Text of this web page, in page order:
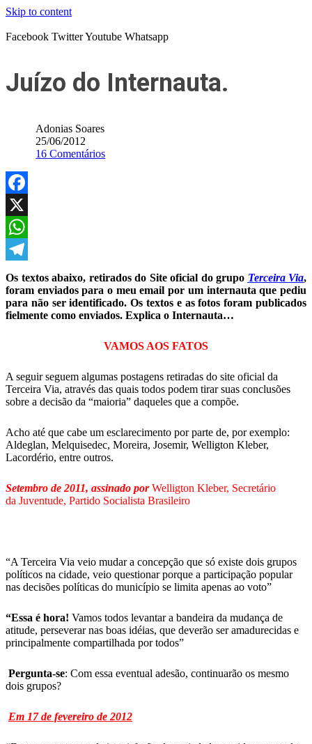
Skip to content
Facebook TwitterYoutube Whatsapp
Juízo do Internauta.
Adonias Soares
25/06/2012
16 Comentários
Facebook
X
WhatsApp
Telegram
Os textos abaixo, retirados do Site oficial do grupo Terceira Via,
foram enviados para o meu email por um internauta que pediu
para não ser identificado.Os textos e as fotos foram publicados
fielmente como enviados. Explica o Internauta…
VAMOS AOS FATOS
A seguir seguem algumas postagens retiradas do site oficial da
Terceira Via, através das quais todos podem tirar suas conclusões
sobre a decisão da “maioria” daqueles que a compõe.
Acho até que cabe um esclarecimento por parte de, por exemplo:
Aldeglan, Melquisedec, Moreira, Josemir, Welligton Kleber,
Lacordério, entre outros.
Setembro de 2011, assinado porWelligton Kleber, Secretário
da Juventude, Partido Socialista Brasileiro
“A Terceira Via veio mudar a concepção que só existe dois grupos
políticos na cidade, veio questionar porque a participação popular
nas decisões políticas do município se limita apenas ao voto”
“Essa é hora! Vamos todos levantar a bandeira da mudança de
atitude, perseverar nas boas idéias, que deverão ser amadurecidas e
principalmente compartilhada por todos”
Pergunta-se: Com essa eventual adesão, continuarão os mesmo
dois grupos?
Em 17 de fevereiro de 2012